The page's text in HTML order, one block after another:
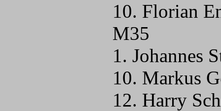
10. Florian
M35
1. Johannes
10. Markus
12. Harry